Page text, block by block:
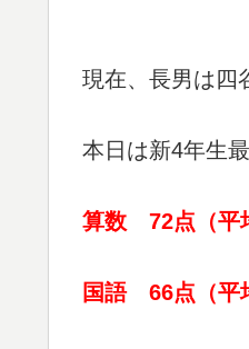
現在、長男は四
本日は新4年生
算数 72点（平
国語 66点（平